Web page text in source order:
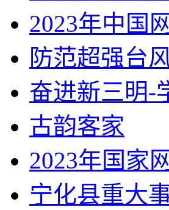
2023年中国
防范超强台
奋进新三明-
古韵客家
2023年国家
宁化县重大